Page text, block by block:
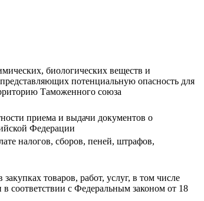
биологических веществ и
потенциальную опасность для
Таможенного союза
приема и выдачи документов о
Федерации
налогов, сборов, пеней, штрафов,
товаров, работ, услуг, в том числе
соответствии с Федеральным законом от 18